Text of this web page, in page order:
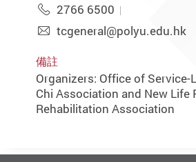
2766 6500
tcgeneral@polyu.edu.hk
備註
Organizers: Office of Service-
Chi Association and New Life
Rehabilitation Association